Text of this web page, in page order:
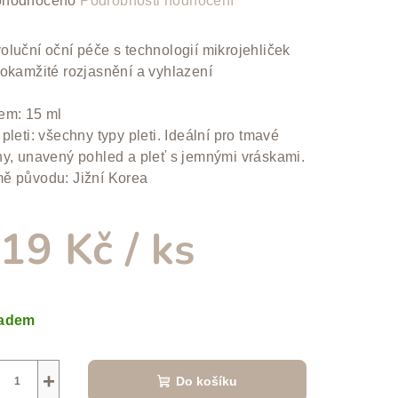
oční péče s technologií mikrojehliček
rozjasnění a vyhlazení
15 ml
pleti: všechny typy pleti. Ideální pro tmavé
unavený pohled a pleť s jemnými vráskami.
původu: Jižní Korea
Kč/ ks
+ Do košíku